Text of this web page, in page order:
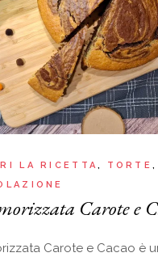
LA RICETTA
TORTE
Carote e
Carote e Cacao è